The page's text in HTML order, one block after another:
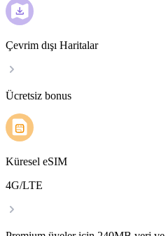
Çevrim dışı Haritalar
Ücretsiz bonus
Küresel eSIM
4G/LTE